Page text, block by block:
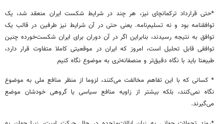
*حتی قرارداد ترکمانچای نیز، هر چند در شرایط شکست ایران منعقد شد، یک
توافقنامه بود و نه تسلیم‌نامه. یعنی حتی در آن شرایط نیز طرفین در قالب یک
توافق به نتیجه رسیدند، بنابراین اگر در آن دوران برای ایران شکست‌خورده چنین
توافقی قابل تحلیل است، امروز که ایران در موقعیتی کاملا متفاوت قرار دارد،
طبیعتا باید با نگاه دقیق‌تر و منصفانه‌تری به موضوع نگاه کنیم
* کسانی که با این تفاهم مخالفت می‌کنند، لزوما از منظر منافع ملی به موضوع
نگاه نمی‌کنند، بلکه بیشتر از زاویه منافع سیاسی یا گروهی خودشان موضع
می‌گیرند.